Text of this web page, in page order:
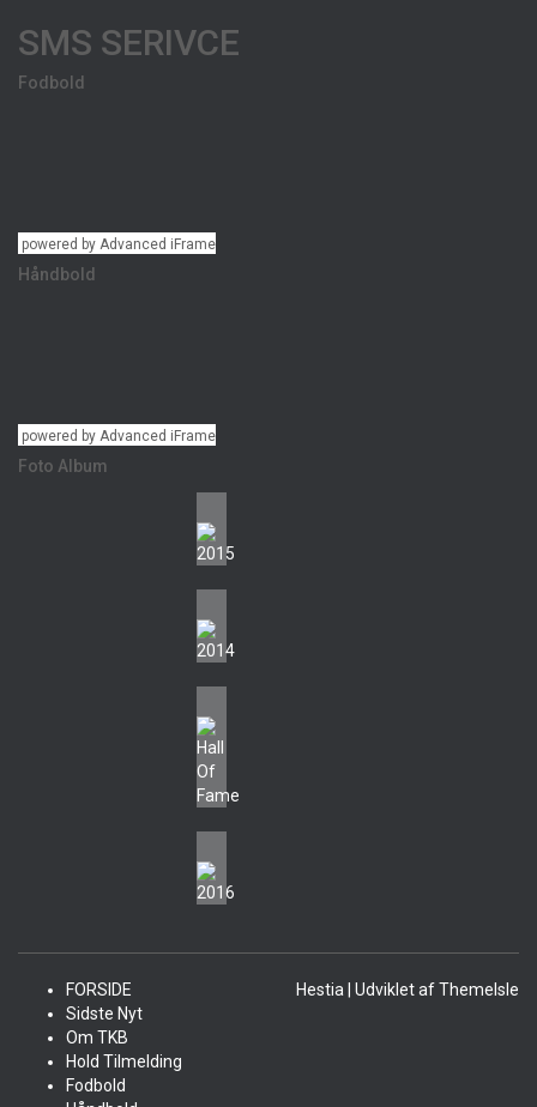
SMS SERIVCE
Fodbold
powered by Advanced iFrame
Håndbold
powered by Advanced iFrame
Foto Album
FORSIDE
Sidste Nyt
Om TKB
Hold Tilmelding
Fodbold
Hestia | Udviklet afThemeIsle